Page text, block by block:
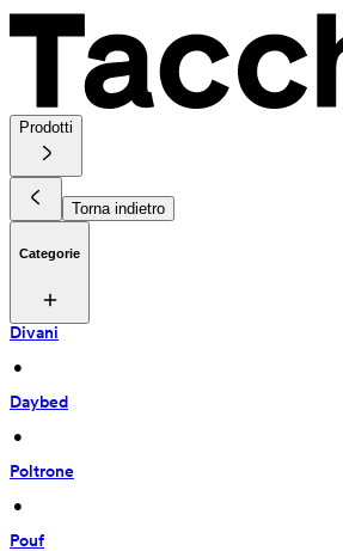
Prodotti
Torna indietro
Categorie
Divani
•
Daybed
•
Poltrone
•
Pouf